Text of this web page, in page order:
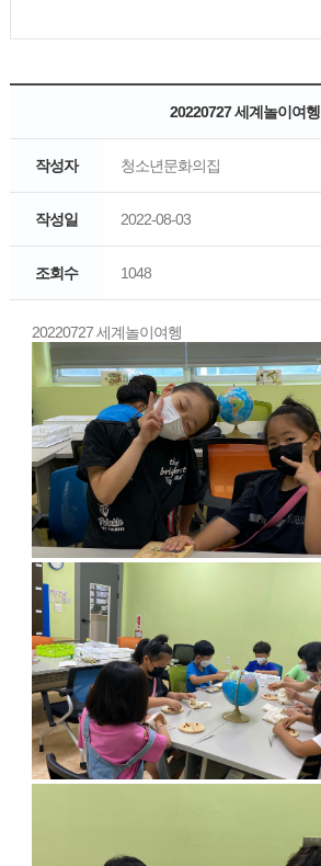
20220727 세계놀이여헹
작성자 청소년문화의집
작성일 2022-08-03
조회수 1048
20220727 세계놀이여헹